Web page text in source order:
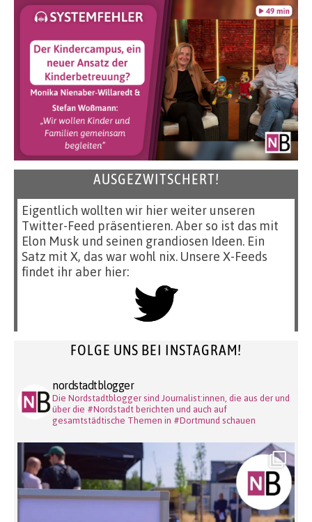
AUSGEZWITSCHERT!
Eigentlich wollten wir hier weiter unseren
Twitter-Feed präsentieren. Aber so ist das mit
Elon Musk und seinen grandiosen Ideen. Ein
Satz mit X, das war wohl nix. Unsere X-Feeds
findet ihr aber hier:
FOLGE UNS BEI INSTAGRAM!
nordstadtblogger
Die Nordstadtblogger sind Journalist:innen, die aus der und
über die #Nordstadt berichten und auch auf
gesamtstädtische Themen in #Dortmund schauen